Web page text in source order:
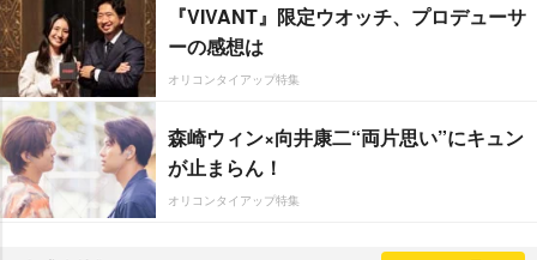
『VIVANT』限定ウオッチ、プロデューサ
ーの感想は
オリコンタイアップ特集
森崎ウィン×向井康二“両片思い”にキュン
が止まらん！
オリコンタイアップ特集